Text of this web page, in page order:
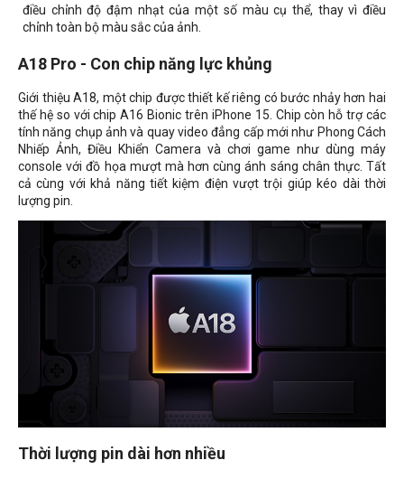
điều chỉnh độ đậm nhạt của một số màu cụ thể, thay vì điều
chỉnh toàn bộ màu sắc của ảnh.
A18 Pro - Con chip năng lực khủng
Giới thiệu A18, một chip được thiết kế riêng có bước nhảy hơn hai
thế hệ so với chip A16 Bionic trên iPhone 15. Chip còn hỗ trợ các
tính năng chụp ảnh và quay video đẳng cấp mới như Phong Cách
Nhiếp Ảnh, Điều Khiển Camera và chơi game như dùng máy
console với đồ họa mượt mà hơn cùng ánh sáng chân thực. Tất
cả cùng với khả năng tiết kiệm điện vượt trội giúp kéo dài thời
lượng pin.
Thời lượng pin dài hơn nhiều